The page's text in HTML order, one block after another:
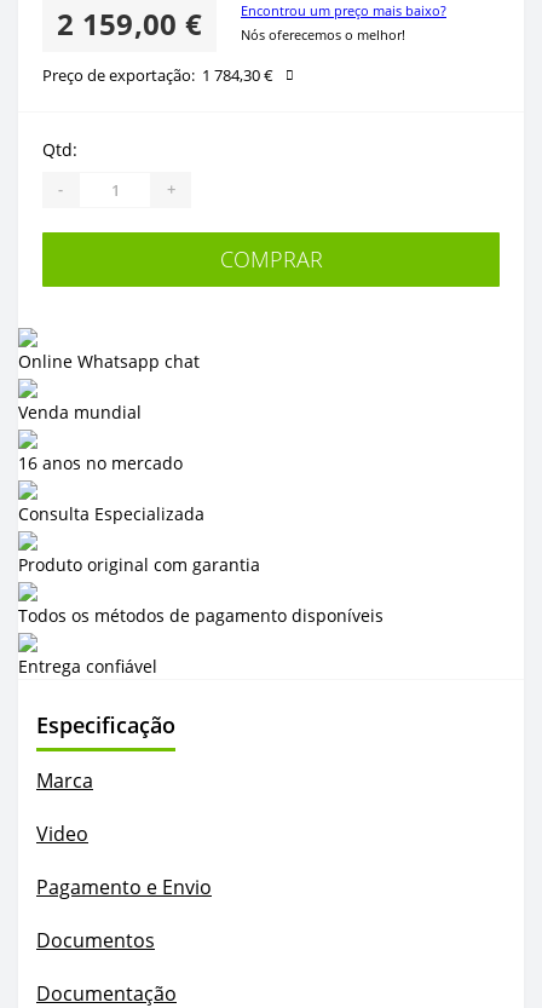
2 159,00 €
Encontrou um preço mais baixo?
Nós oferecemos o melhor!
Preço de exportação: 1 784,30 €
Qtd:
- +
COMPRAR
Online Whatsapp chat
Venda mundial
16 anos no mercado
Consulta Especializada
Produto original com garantia
Todos os métodos de pagamento disponíveis
Entrega confiável
Especificação
Marca
Video
Pagamento e Envio
Documentos
Documentação